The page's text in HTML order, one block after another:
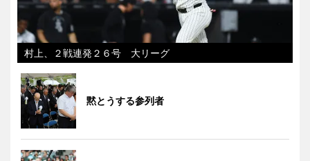
村上、２戦連発２６号 大リーグ
黙とうする参列者